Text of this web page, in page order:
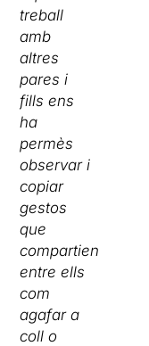
treball
amb
altres
pares i
fills ens
ha
permès
observar i
copiar
gestos
que
compartien
entre ells
com
agafar a
coll o